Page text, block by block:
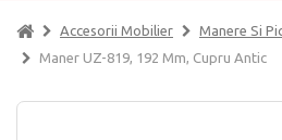
Accesorii Mobilier Manere Si
Maner UZ-819, 192 Mm, Cupru Antic